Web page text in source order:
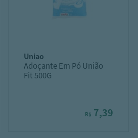
uniao
Adoçante Em Pó União
Fit 500G
R$ 7,39